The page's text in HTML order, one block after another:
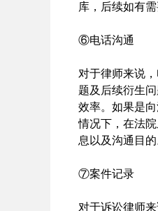
库，后续如有
⑥电话沟通
对于律师来说
题及后续衍生
效率。如果是
情况下，在法
息以及沟通目的
⑦案件记录
对于诉讼律师